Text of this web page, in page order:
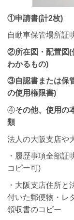
①申請書(計2枚)
自動車保管場所証
②所在図・配置図(
わかるもの)
③自認書または保
の使用権限書)
④その他、使用の
類
法人の大阪支店や
・履歴事項全部
コピー可)
・大阪支店住所
付いた郵便物・レ
領収書のコピー